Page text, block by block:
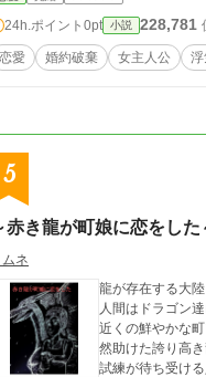
24h.ポイント 0pt 小説 228,781
恋愛 婚約破棄 女主人公
5
赤き龍が町娘に恋をした
ネ
龍が存在する大
人間はドラゴン
近くの鮮やかな
然助けた誇り高